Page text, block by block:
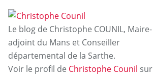
Le blog de Christophe COUNIL, Maire-
adjoint du Mans et Conseiller
départemental de la Sarthe.
Voir le profil de Christophe Counil sur